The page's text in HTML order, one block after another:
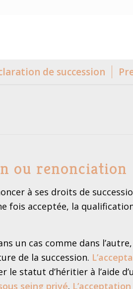
de succession
ou renonciation
à ses droits de
fois acceptée, la
un cas comme dans
de la succession.
le statut d’héritier à l’aide
seing privé.